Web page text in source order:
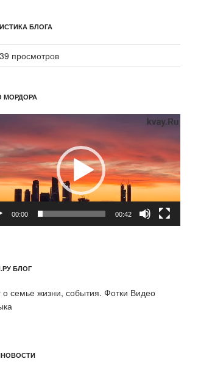
БЛОГА
просмотров
МОРДОРА
00:00 00:42
БЛОГ
о семье жизни, события. Фотки Видео